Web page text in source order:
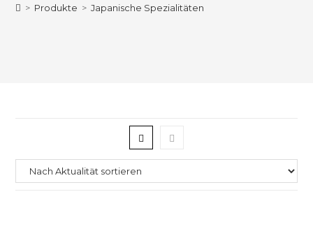
> Produkte > Japanische Spezialitäten